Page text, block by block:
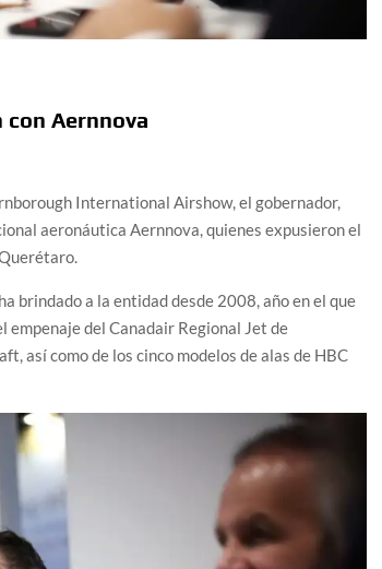
Aernnova
International Airshow, el gobernador,
aeronáutica Aernnova, quienes expusieron el
brindado a la entidad desde 2008, año en el que
empenaje del Canadair Regional Jet de
así como de los cinco modelos de alas de HBC